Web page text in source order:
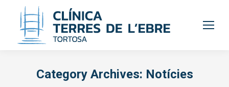
Category Archives: Notícies